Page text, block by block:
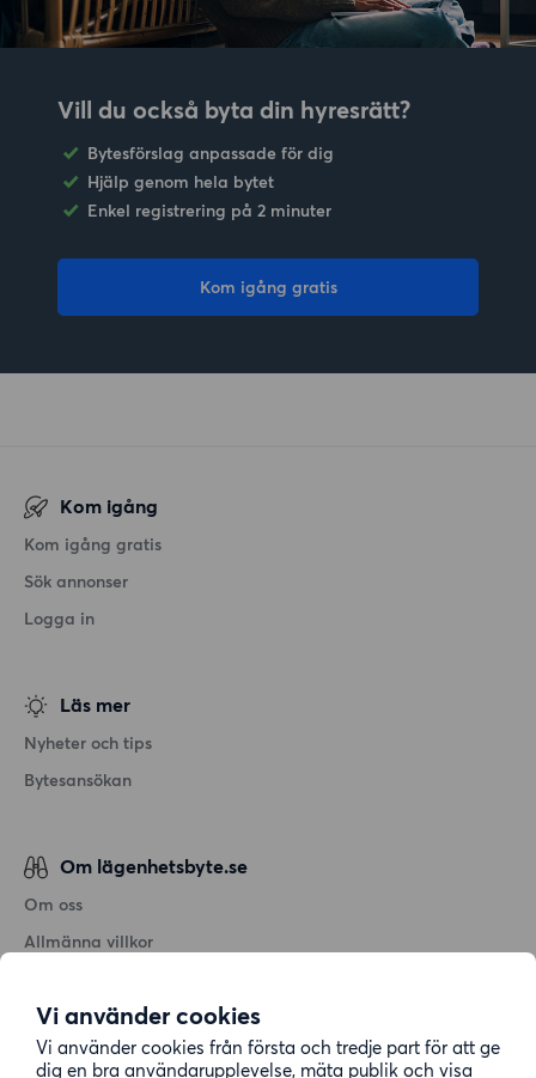
Vi använder cookies
Vi använder cookies från första och tredje part för att ge
dig en bra användarupplevelse, mäta publik och visa
Vill du också byta din hyresrätt?
Bytesförslag anpassade för dig
Hjälp genom hela bytet
Enkel registrering på 2 minuter
Kom igång gratis
Kom igång
Kom igång gratis
Sök annonser
Logga in
Läs mer
Nyheter och tips
Bytesansökan
Om lägenhetsbyte.se
Om oss
Allmänna villkor
Cookiepolicy
Sitemap